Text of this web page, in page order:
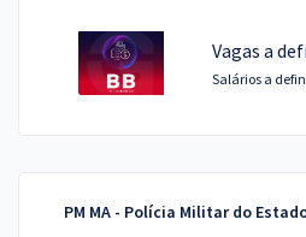
Vagas a
Salários a
PM MA - Polícia Militar do